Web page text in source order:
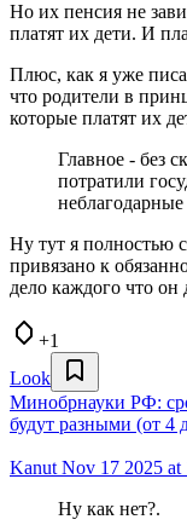
Но их пенсия не
платят их дети. И
Плюс, как я уже
что родители в
которые платят их
Главное - без
потратили
неблагодарные
Ну тут я полностью
привязано к
дело каждого что он
+1
Look
Минобрнауки РФ:
будут разными (от 4
Kanut Nov 17 2025 at
Ну как нет?.